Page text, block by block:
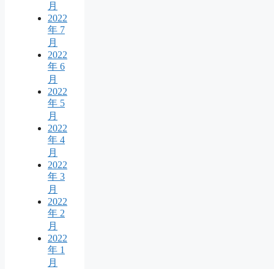
月
2022
年 7
月
2022
年 6
月
2022
年 5
月
2022
年 4
月
2022
年 3
月
2022
年 2
月
2022
年 1
月